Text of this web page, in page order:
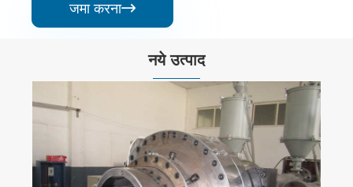
जमा करना
नये उत्पाद